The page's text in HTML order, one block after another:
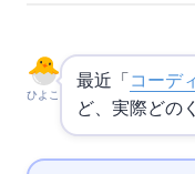
ひよこ
最近「 AIコーデ
ど、実際どの